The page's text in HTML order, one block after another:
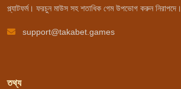
প্ল্যাটফর্ম। ফরচুন মাউস সহ শতাধিক গেম উপভোগ করুন নিরাপদে।
support@takabet.games
তথ্য